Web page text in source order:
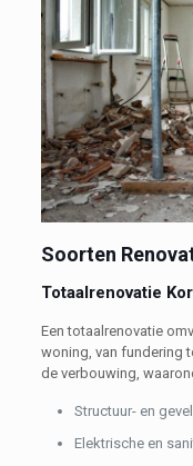
Soorten
Totaalrenovatie
Een totaalrenovatie
woning, van fundering
de verbouwing,
Structuur- en
Elektrische en